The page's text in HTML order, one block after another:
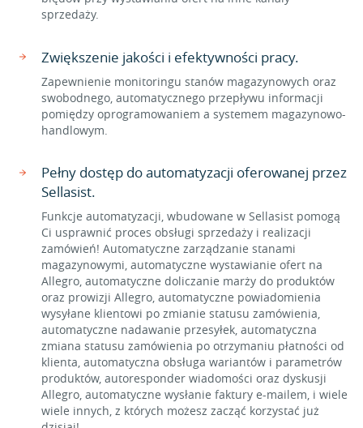
sprzedaży.
Zwiększenie jakości i efektywności pracy.
Zapewnienie monitoringu stanów magazynowych oraz
swobodnego, automatycznego przepływu informacji
pomiędzy oprogramowaniem a systemem magazynowo-
handlowym.
Pełny dostęp do automatyzacji oferowanej przez
Sellasist.
Funkcje automatyzacji, wbudowane w Sellasist pomogą
Ci usprawnić proces obsługi sprzedaży i realizacji
zamówień! Automatyczne zarządzanie stanami
magazynowymi, automatyczne wystawianie ofert na
Allegro, automatyczne doliczanie marży do produktów
oraz prowizji Allegro, automatyczne powiadomienia
wysyłane klientowi po zmianie statusu zamówienia,
automatyczne nadawanie przesyłek, automatyczna
zmiana statusu zamówienia po otrzymaniu płatności od
klienta, automatyczna obsługa wariantów i parametrów
produktów, autoresponder wiadomości oraz dyskusji
Allegro, automatyczne wysłanie faktury e-mailem, i wiele
wiele innych, z których możesz zacząć korzystać już